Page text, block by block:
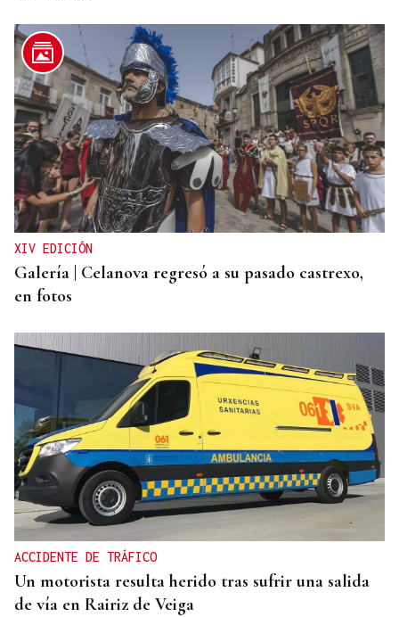
SEGURIDAD INFANTIL
Un tribunal de Estados Unidos multa a Meta con
567 millones de dólares por perjudicar la salud
mental de los menores
XIV EDICIÓN
Galería | Celanova regresó a su pasado castrexo,
en fotos
ACCIDENTE DE TRÁFICO
Un motorista resulta herido tras sufrir una salida
de vía en Rairiz de Veiga